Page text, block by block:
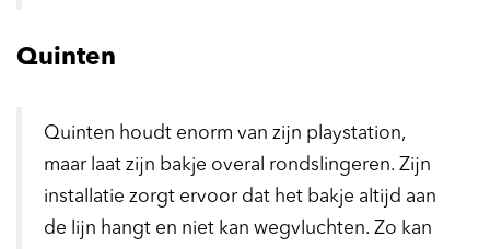
Quinten
Quinten houdt enorm van zijn playstation,
maar laat zijn bakje overal rondslingeren. Zijn
installatie zorgt ervoor dat het bakje altijd aan
de lijn hangt en niet kan wegvluchten. Zo kan